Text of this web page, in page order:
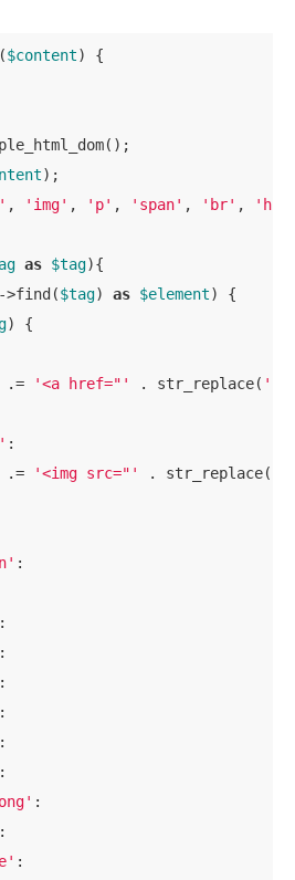
($content) {
);
, 'img' , 'p' , 'span' , 'br' , 'hr'
as $tag){
->find($tag) as $element) {
) {
.= '<a href="' . str_replace( '"'
:
.= '<img src="' . str_replace(
:
:
:
:
:
:
:
:
:
: